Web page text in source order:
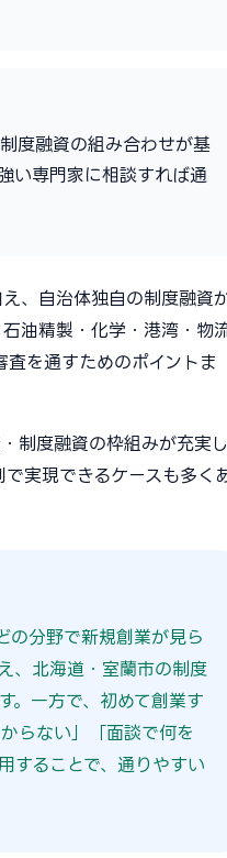
度融資の組み合わせが基
い専門家に相談すれば通
、自治体独自の制度融資
油精製・化学・港湾・物
を通すためのポイントま
制度融資の枠組みが充実
実現できるケースも多く
の分野で新規創業が見ら
、北海道・室蘭市の制度
。一方で、初めて創業す
らない」「面談で何を
することで、通りやすい